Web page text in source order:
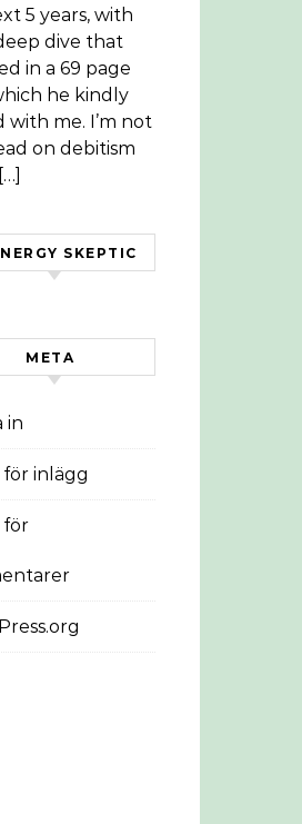
5 years, with
dive that
in a 69 page
he kindly
with me. I’m not
on debitism
SKEPTIC
META
in
inlägg
för